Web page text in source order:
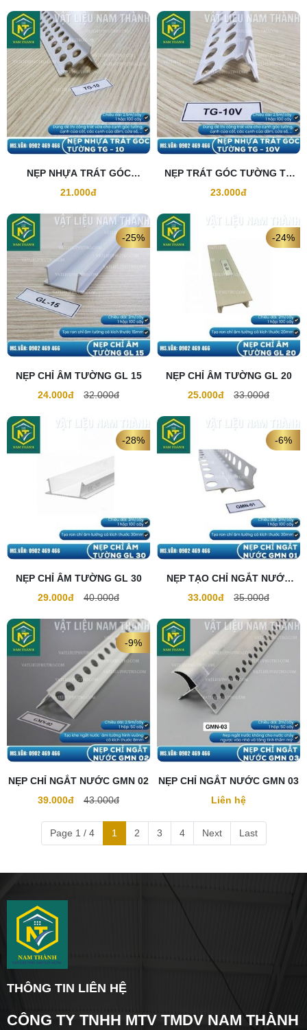
NẸP NHỰA TRÁT GÓC
TƯỜNG TG10
21.000đ
NẸP TRÁT GÓC TƯỜNG TG
10V
23.000đ
NẸP CHỈ ÂM TƯỜNG GL 15
24.000đ
32.000đ
-25%
NẸP CHỈ ÂM TƯỜNG GL 20
25.000đ
33.000đ
-24%
NẸP CHỈ ÂM TƯỜNG GL 30
29.000đ
40.000đ
-28%
NẸP TẠO CHỈ NGẮT NƯỚC
GMN 01
33.000đ 35.000đ
-6%
NẸP CHỈ NGẮT NƯỚC GMN 02
39.000đ
43.000đ
-9%
NẸP CHỈ NGẮT NƯỚC GMN 03
Liên hệ
Page 1 / 4 1 2 3 4 Next Last
THÔNG TIN LIÊN HỆ
CÔNG TY TNHH MTV TMDV NAM THÀNH